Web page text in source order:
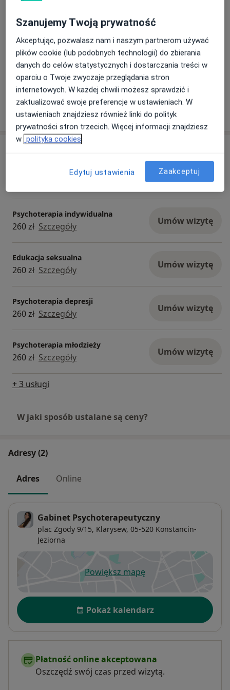
5. Trudności w relacjach międzyludzkich
6. Zachowania destrukcyjne
7. Trudności wychowawcze
8. DDD – dorosłe dzieci z rodzin dysfunkcyjnych
9. Nieprawidłowo kształtująca się osobowość
10. Niskie poczucie własnej wartości
11. Przemoc
12. Lęki
13. Depresja poporodowa
Zobacz galerię (3)
Pokaż więcejo doświadczeniu
Konsultacja psychoterapeutyczna
Umów wizytę
Psychoterapia indywidualna
260 zł Szczegóły Umów wizytę
Edukacja seksualna
260 zł Szczegóły Umów wizytę
Psychoterapia depresji
260 zł Szczegóły Umów wizytę
Psychoterapia młodzieży
260 zł Szczegóły Umów wizytę
+ 3 usługi
W jaki sposób ustalane są ceny?
Adresy (2)
Adres Online
Gabinet Psychoterapeutyczny
plac Zgody 9/15, Klarysew, 05-520 Konstancin-
Jeziorna
Powiększ mapęotwiera się w nowej karcie
Dostępność
Pokaż kalendarz
Płatność online akceptowana
Oszczędź swój czas przed wizytą.
Szanujemy Twoją prywatność
Akceptując, pozwalasz nam i naszym partnerom używać
plików cookie (lub podobnych technologii) do zbierania
danych do celów statystycznych i dostarczania treści w
oparciu o Twoje zwyczaje przeglądania stron
internetowych. W każdej chwili możesz sprawdzić i
zaktualizować swoje preferencje w ustawieniach. W
ustawieniach znajdziesz również linki do polityk
prywatności stron trzecich. Więcej informacji znajdziesz
w polityka cookies
Edytuj ustawienia Zaakceptuj